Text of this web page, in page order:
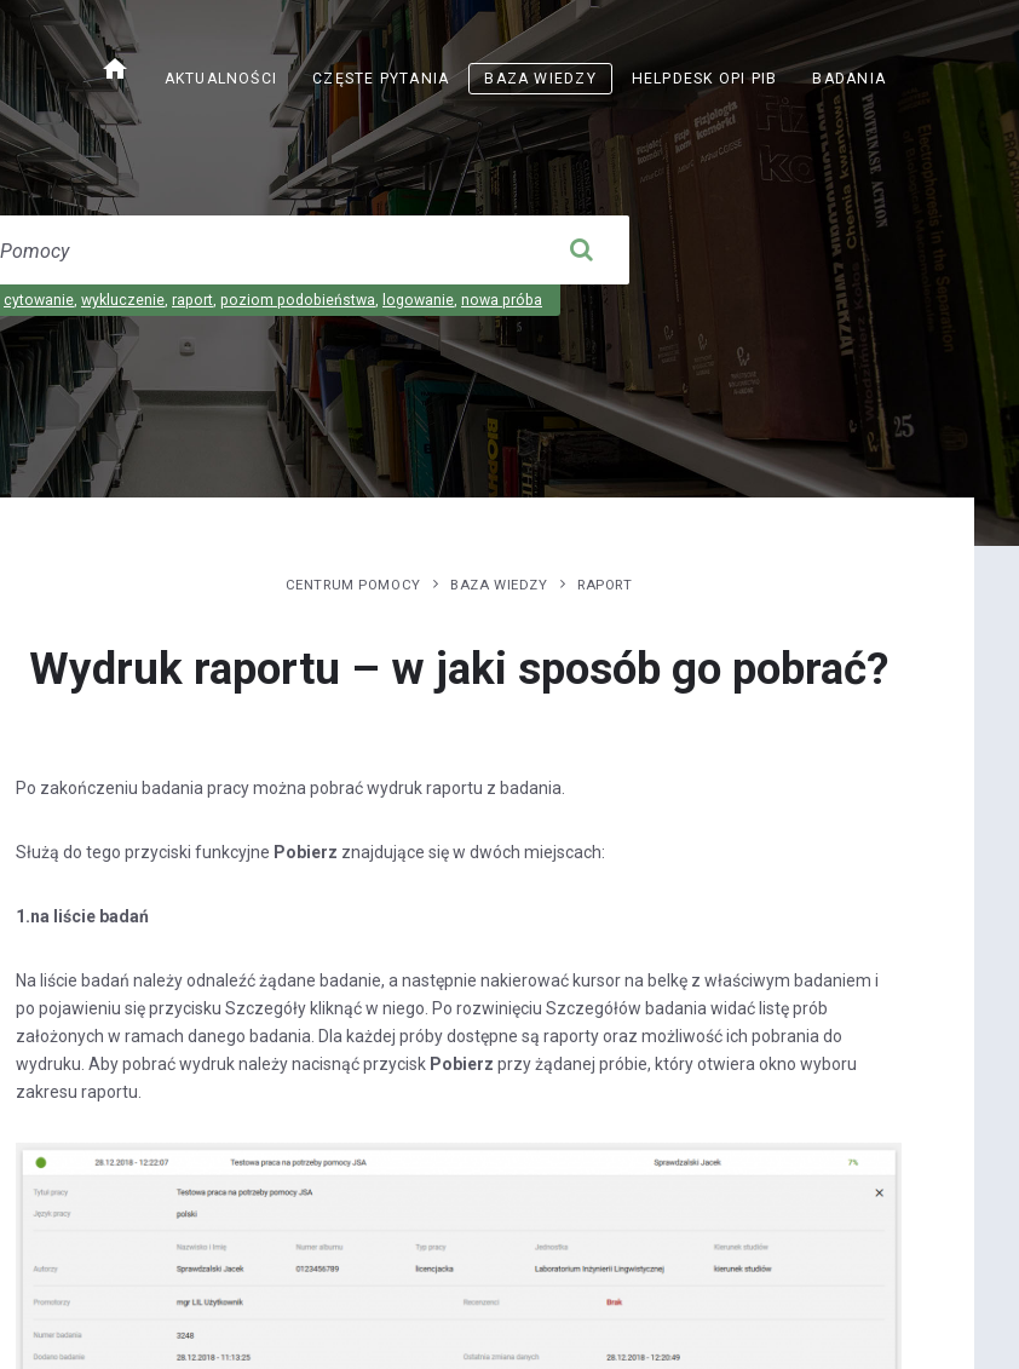
home AKTUALNOŚCI CZĘSTE PYTANIA BAZA WIEDZY HELPDESK OPI PIBODNOŚNIK
OTWIERA
SIĘ
W
NOWEJ
KARCIE
BADANIA
cytowanie, wykluczenie, raport, poziom podobieństwa, logowanie, nowa próba
CENTRUM POMOCY BAZA WIEDZY RAPORT
Wydruk raportu – w jaki sposób go pobrać?
Po zakończeniu badania pracy można pobrać wydruk raportu z badania.
Służą do tego przyciski funkcyjne Pobierz znajdujące się w dwóch miejscach:
1.na liście badań
Na liście badań należy odnaleźć żądane badanie, a następnie nakierować kursor na belkę z właściwym badaniem i
po pojawieniu się przycisku Szczegóły kliknąć w niego. Po rozwinięciu Szczegółów badania widać listę prób
założonych w ramach danego badania. Dla każdej próby dostępne są raporty oraz możliwość ich pobrania do
wydruku. Aby pobrać wydruk należy nacisnąć przycisk Pobierz przy żądanej próbie, który otwiera okno wyboru
zakresu raportu.